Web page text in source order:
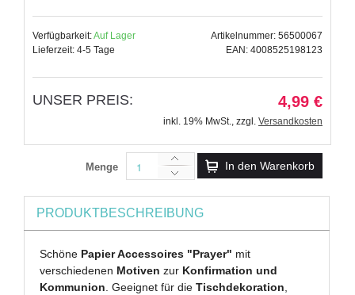
Verfügbarkeit:Auf Lager
Lieferzeit: 4-5 Tage
Artikelnummer: 56500067
EAN: 4008525198123
UNSER PREIS: 4,99 €
inkl. 19% MwSt., zzgl. Versandkosten
Menge In den Warenkorb
PRODUKTBESCHREIBUNG
Schöne Papier Accessoires "Prayer" mit
verschiedenen Motiven zur Konfirmation und
Kommunion. Geeignet für dieTischdekoration,